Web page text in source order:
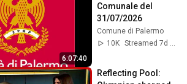
6:07:40
Comunale del
31/07/2026
Comune di Palermo
10K
Streamed 7d ago
Reflecting Pool: